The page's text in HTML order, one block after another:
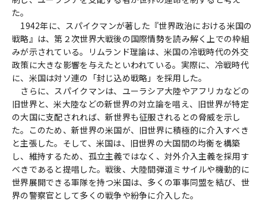
た。
1942年に、スパイクマンが著した『世界政治における米国の
戦略』は、第２次世界大戦後の国際情勢を読み解く上での枠組
みが示されている。リムランド理論は、米国の冷戦時代の外交
政策に大きな影響を与えたといわれている。実際に、冷戦時代
に、米国は対ソ連の「封じ込め戦略」を採用した。
さらに、スパイクマンは、ユーラシア大陸やアフリカなどの
旧世界と、米大陸などの新世界の対立論を唱え、旧世界が特定
の大国に支配されれば、新世界も征服されるとの脅威を示し
た。このため、新世界の米国が、旧世界に積極的に介入すべき
と主張した。そして、米国は、旧世界の大国間の均衡を構築
し、維持するため、孤立主義ではなく、対外介入主義を採用す
べきであると提唱した。戦後、大陸間弾道ミサイルや機動的に
世界展開できる軍隊を持つ米国は、多くの軍事同盟を結び、世
界の警察官として多くの戦争や紛争に介入した。